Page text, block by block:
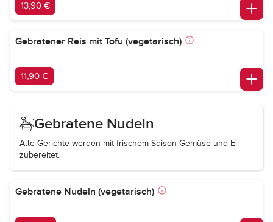
13,90 €
Gebratener Reis mit Tofu (vegetarisch)
11,90 €
Gebratene Nudeln
Alle Gerichte werden mit frischem Saison-Gemüse und Ei
zubereitet.
Gebratene Nudeln (vegetarisch)